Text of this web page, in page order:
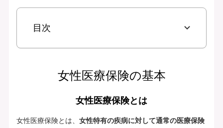
目次
女性医療保険の基本
女性医療保険とは
女性医療保険とは、 女性特有の疾病に対して通常の医療保険